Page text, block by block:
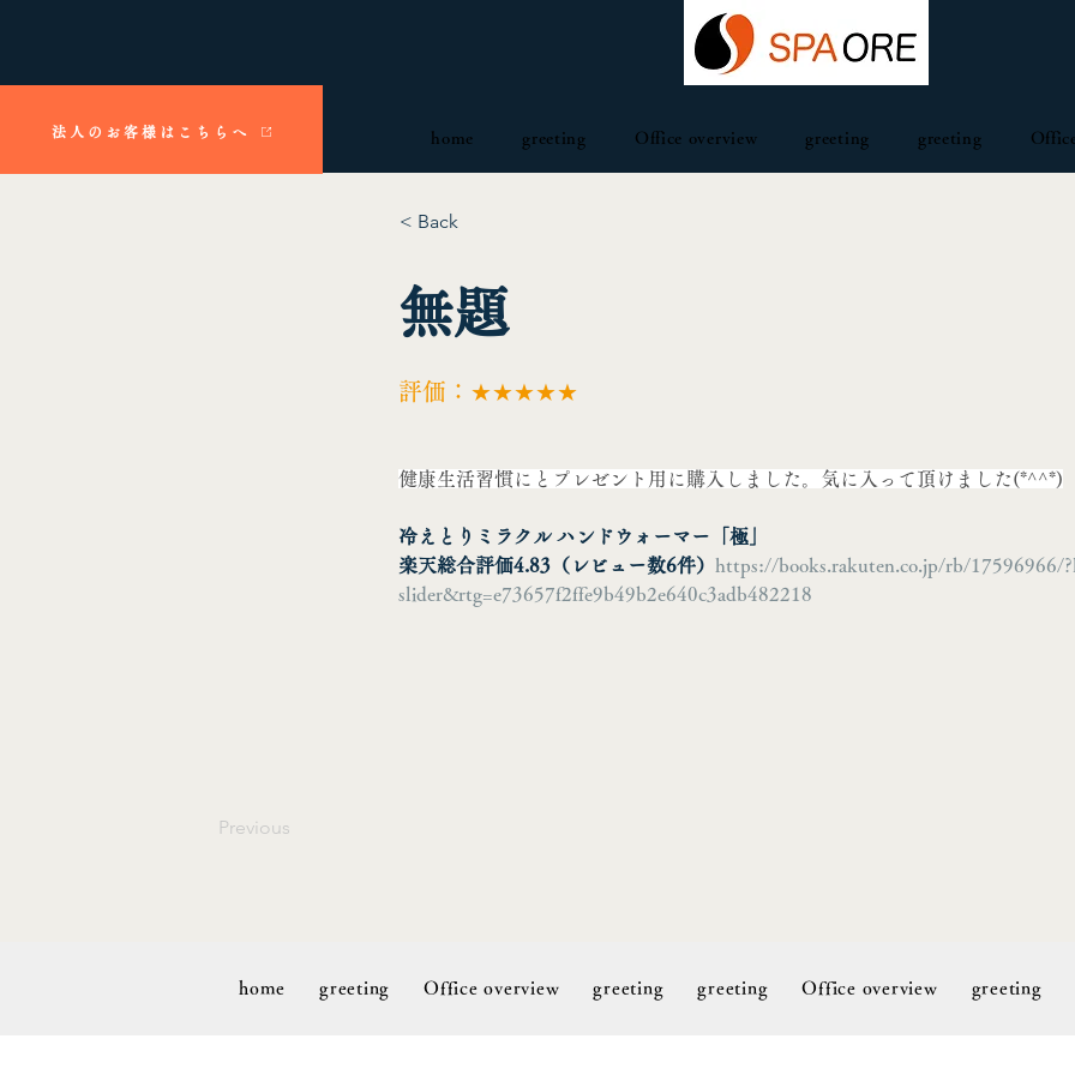
法人のお客様はこちらへ home greeting Office overview greeting greeting
< Back
無題
評価：★★★★★
健康生活習慣にとプレゼント用に購入しました。気に入って頂けました(*^^*)
冷えとりミラクル ハンドウォーマー「極」
楽天総合評価4.83 （レビュー数6件） https://books.rakuten.co.jp/rb/17596966/
slider&rtg=e73657f2ffe9b49b2e640c3adb482218
Previous
home greeting Office overview greeting greeting Office overview greeting